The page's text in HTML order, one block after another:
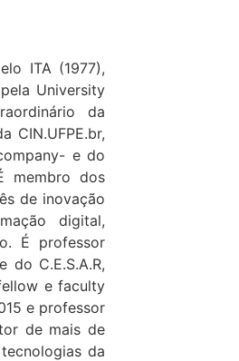
ITA (1977),
University
da
CIN.UFPE.br,
e do
membro dos
de inovação
digital,
É professor
C.E.S.A.R,
e faculty
e professor
de mais de
da